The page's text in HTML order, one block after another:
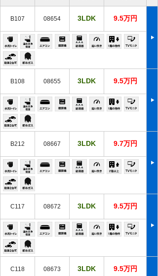
B107 08654 3LDK 9.5万円
B108 08655 3LDK 9.5万円
B212 08667 3LDK 9.7万円
C117 08672 3LDK 9.5万円
C118 08673 3LDK 9.5万円